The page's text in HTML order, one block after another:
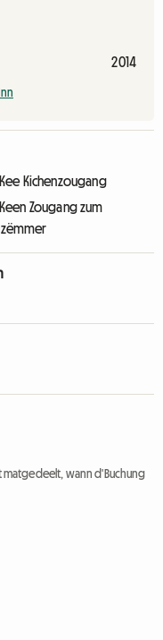
2014
Kee Kichenzougang
Keen Zougang zum
matgedeelt, wann d'Buchung